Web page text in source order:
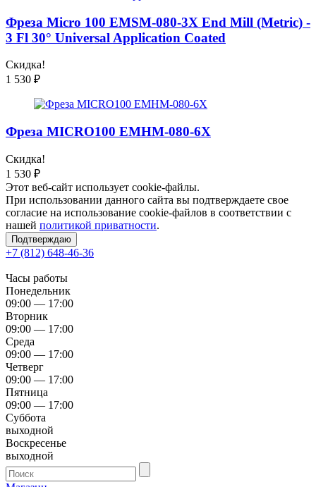
Фреза Micro 100 EMSM-080-3X End Mill (Metric) -
3 Fl 30° Universal Application Coated
Скидка!
1 530 ₽
Фреза MICRO100 EMHM-080-6X
Скидка!
1 530 ₽
Этот веб-сайт использует cookie-файлы.
При использовании данного сайта вы подтверждаете свое
согласие на использование cookie-файлов в соответствии с
нашей политикой приватности.
Подтверждаю
+7 (812) 648-46-36
Часы работы
Понедельник
09:00 — 17:00
Вторник
09:00 — 17:00
Среда
09:00 — 17:00
Четверг
09:00 — 17:00
Пятница
09:00 — 17:00
Суббота
выходной
Воскресенье
выходной